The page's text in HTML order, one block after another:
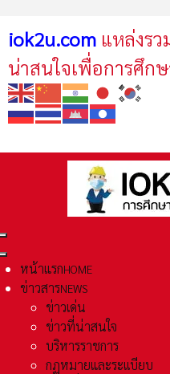
iok2u.com แหล่งรว
น่าสนใจเพื่อการศึก
หน้าแรกHOME
ข่าวสารNEWS
ข่าวเด่น
ข่าวที่น่าสนใจ
บริหารราชการ
กฏหมายและระเเบียบ